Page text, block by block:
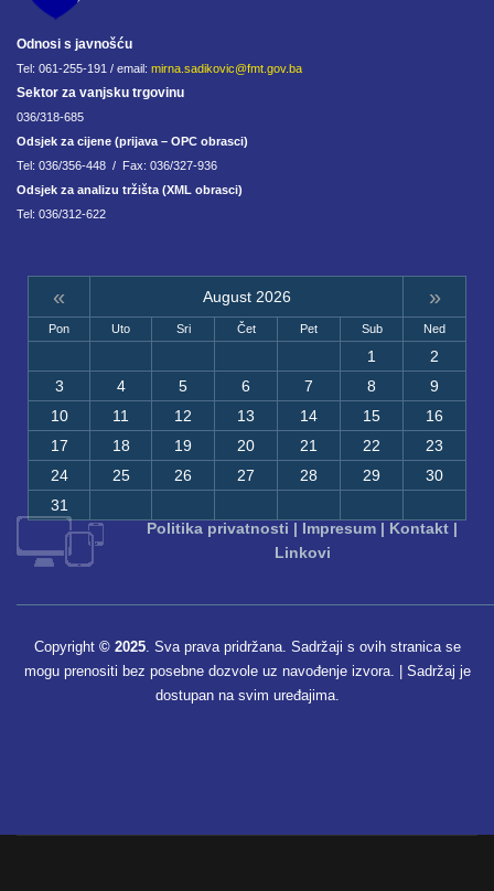
Odnosi s javnošću
Tel: 061-255-191 / email: mirna.sadikovic@fmt.gov.ba
Sektor za vanjsku trgovinu
036/318-685
Odsjek za cijene (prijava – OPC obrasci)
Tel: 036/356-448 / Fax: 036/327-936
Odsjek za analizu tržišta (XML obrasci)
Tel: 036/312-622
« August 2026 »
Pon Uto Sri Čet Pet Sub Ned
1
2
3
4 5 6 7 8
9
10
11 12 13 14 15
16
17
18 19 20 21 22
23
24
25 26 27 28 29
30
31
Politika privatnosti | Impresum | Kontakt |
Linkovi
Copyright © 2025. Sva prava pridržana. Sadržaji s ovih stranica se
mogu prenositi bez posebne dozvole uz navođenje izvora. | Sadržaj je
dostupan na svim uređajima.